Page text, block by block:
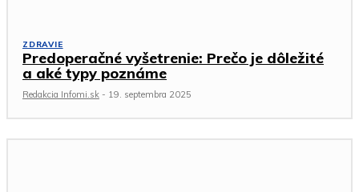
ZDRAVIE
Predoperačné vyšetrenie: Prečo je dôležité
a aké typy poznáme
Redakcia Infomi.sk - 19. septembra 2025